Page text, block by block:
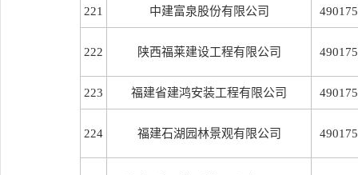
221 中建富泉股份有限公司
222 陕西福莱建设工程有限公司
223 福建省建鸿安装工程有限公司
224 福建石湖园林景观有限公司